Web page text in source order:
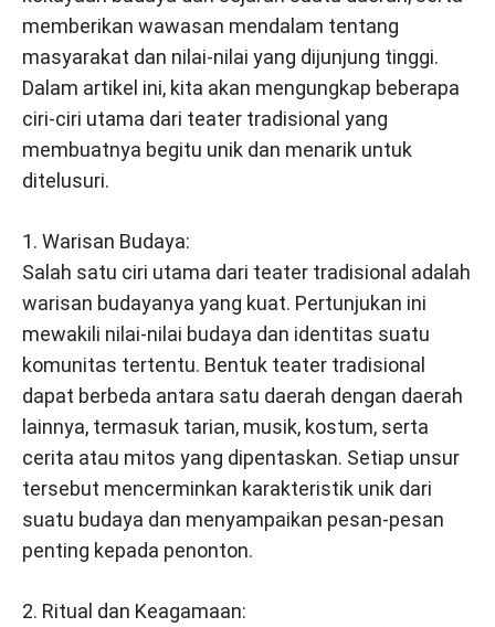
memberikan wawasan mendalam tentang
masyarakat dan nilai-nilai yang dijunjung tinggi.
Dalam artikel ini, kita akan mengungkap beberapa
ciri-ciri utama dari teater tradisional yang
membuatnya begitu unik dan menarik untuk
ditelusuri.
1. Warisan Budaya:
Salah satu ciri utama dari teater tradisional adalah
warisan budayanya yang kuat. Pertunjukan ini
mewakili nilai-nilai budaya dan identitas suatu
komunitas tertentu. Bentuk teater tradisional
dapat berbeda antara satu daerah dengan daerah
lainnya, termasuk tarian, musik, kostum, serta
cerita atau mitos yang dipentaskan. Setiap unsur
tersebut mencerminkan karakteristik unik dari
suatu budaya dan menyampaikan pesan-pesan
penting kepada penonton.
2. Ritual dan Keagamaan: